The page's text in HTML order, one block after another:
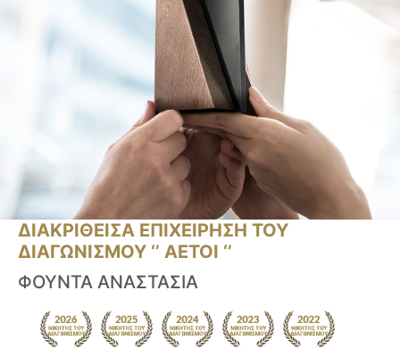
ΔΙΑΚΡΙΘΕΙΣΑ ΕΠΙΧΕΙΡΗΣΗ ΤΟΥ
ΔΙΑΓΩΝΙΣΜΟΥ ‘’ ΑΕΤΟΙ ‘’
ΦΟΥΝΤΑ ΑΝΑΣΤΑΣΙΑ